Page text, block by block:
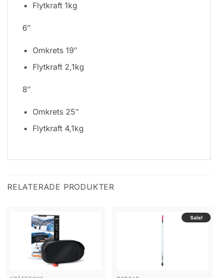
Flytkraft 1kg
6″
Omkrets 19″
Flytkraft 2,1kg
8″
Omkrets 25″
Flytkraft 4,1kg
RELATERADE PRODUKTER
Sale!